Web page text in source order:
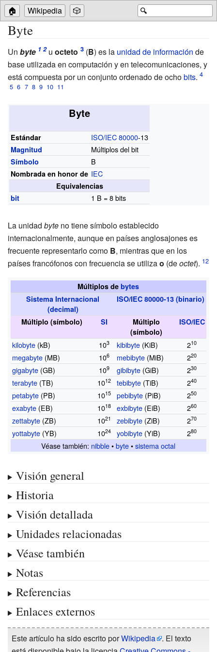
🔍
🏠 Wikipedia 🎲
Byte
Un byte uocteto (B) es la unidad de información de
base utilizada en computación y en telecomunicaciones, y
está compuesta por un conjunto ordenado de ochobits.
Byte
Estándar ISO/IEC 80000-13
Magnitud Múltiplos del bit
Símbolo B
Nombrada en honor de IEC
Equivalencias
bit
1 B = 8 bits
La unidad byte no tiene símbolo establecido
internacionalmente, aunque en países anglosajones es
frecuente representarlo como B, mientras que en los
países francófonos con frecuencia se utilizao (deoctet).
Múltiplos debytes
Sistema Internacional
(decimal)
ISO/IEC 80000-13 (binario)
Múltiplo (símbolo) SI
Múltiplo
(símbolo)
ISO/IEC
kilobyte(kB) 103 kibibyte(KiB) 210
megabyte(MB) 106 mebibyte(MiB) 220
gigabyte(GB) 109 gibibyte(GiB) 230
terabyte(TB) 1012 tebibyte(TiB) 240
petabyte(PB) 1015 pebibyte(PiB) 250
exabyte(EB) 1018 exbibyte(EiB) 260
zettabyte(ZB) 1021 zebibyte(ZiB) 270
yottabyte(YB) 1024 yobibyte(YiB) 280
Véase también: nibble •byte •sistema octal
Visión general
Historia
Visión detallada
Unidades relacionadas
Véase también
Notas
Referencias
Enlaces externos
Este artículo ha sido escrito porWikipedia
. El texto